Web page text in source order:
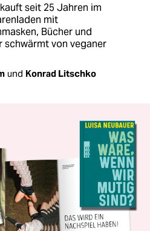
seit 25 Jahren im
mit
Bücher und
schwärmt von veganer
und Konrad Litschko